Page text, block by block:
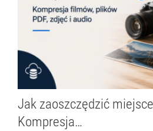
Jak zaoszczędzić
Kompresja…